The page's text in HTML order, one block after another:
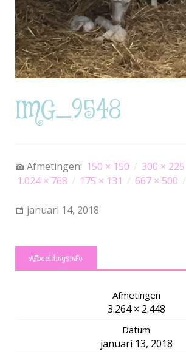
IMG_9548
Afmetingen: 150 × 150 / 300 × 225
1.024 × 768 / 175 × 131 / 667 × 500 /
januari 14, 2018
Afbeeldingsinfo
Afmetingen
3.264 × 2.448
Datum
januari 13, 2018